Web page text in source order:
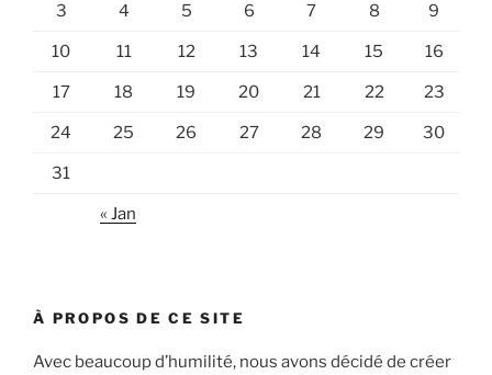
3 4 5 6 7 8 9
10 11 12 13 14 15 16
17 18 19 20 21 22 23
24 25 26 27 28 29 30
31
« Jan
À PROPOS DE CE SITE
Avec beaucoup d’humilité, nous avons décidé de créer